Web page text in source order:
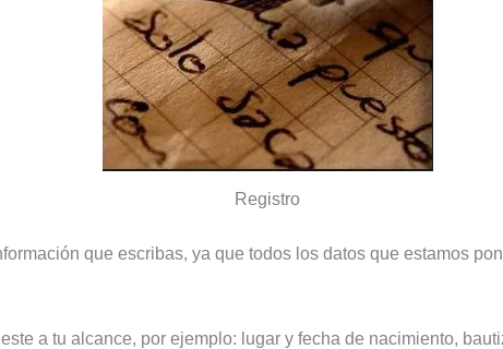
Registro
que escribas, ya que todos los datos que estamos
a tu alcance, por ejemplo: lugar y fecha de nacimiento,